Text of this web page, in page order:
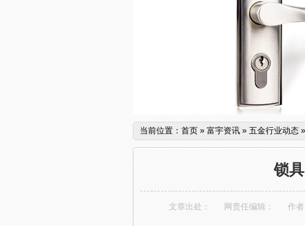
当前位置： 首页 » 富宇资讯 » 五金行业动态 »
锁
文章出处： 网责任编辑： 作者